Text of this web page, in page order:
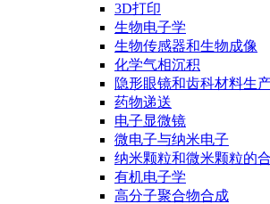
3D打印
生物电子学
生物传感器和生物成像
化学气相沉积
隐形眼镜和齿科材料生
药物递送
电子显微镜
微电子与纳米电子
纳米颗粒和微米颗粒的
有机电子学
高分子聚合物合成